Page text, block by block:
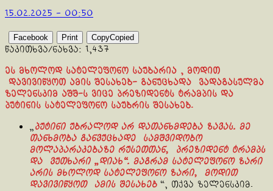
15.02.2025 - 00:50
Facebook Print CopyCopied
წაკითხვა/ნახვა: 1,437
ეს მხოლოდ სატელეფონო საუბარია , მოდით
დავივიწყოთ ამის შესახებ- განუცხადა ვადაგასულმა
ზელენსკიმ აშშ-ს ვიცე პრეზიდენტს ტრამპის და
პუტინის სატელეფონო საუბრის შესახებ.
„პუტინი უბრალოდ არ დათანხმდება ზავას. მე
თანხმობა განვუცხადე სამშვიდობო
მოლაპარაკებაზე რუსეთთან, პრეზიდენტ ტრამპს
და ვუთხარი „დიახ“. მაგრამ სატელეფონო ზარი
არის მხოლოდ სატელეფონო ზარი, მოდით
დავივიწყოთ ამის შესახებ “, თქვა ზელენსკიმ.